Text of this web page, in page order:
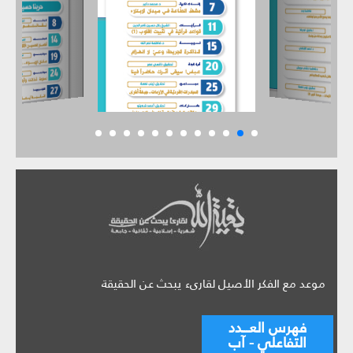
موعد مع الفكر الأصيل لقارىء يبحث عن الحقيقة
فهرس العـــدد
التفاعلي - آب